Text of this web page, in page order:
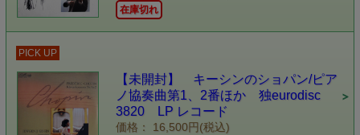
在庫切れ
PICK UP
【未開封】 キーシンのショパン/ピア
ノ協奏曲第1、2番ほか 独eurodisc
3820 LP レコード
価格： 16,500円(税込)